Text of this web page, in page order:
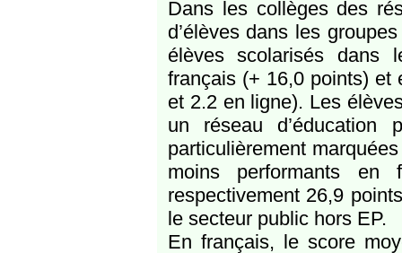
Dans les collèges des
d’élèves dans les
élèves scolarisés dans
français (+ 16,0 points) et
et 2.2 en ligne). Les
un réseau d’éducation
particulièrement
moins performants
respectivement 26,9
le secteur public hors EP.
En français, le score